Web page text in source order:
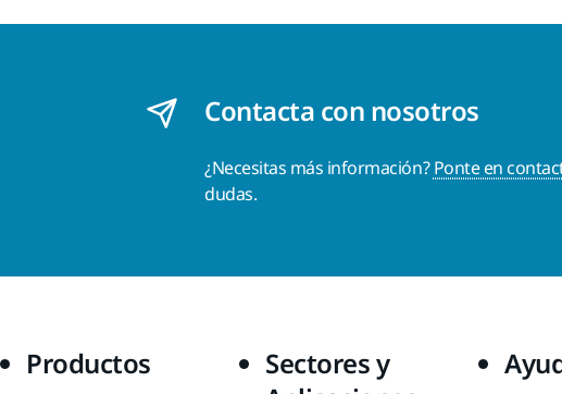
Contacta con nosotros
¿Necesitas más información?Ponte en
dudas.
Productos
Sectores y